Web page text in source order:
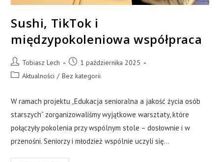
Sushi, TikTok i
międzypokoleniowa współpraca
Tobiasz Lech
1 października 2025
Aktualności / Bez kategorii
W ramach projektu „Edukacja senioralna a jakość życia osób
starszych” zorganizowaliśmy wyjątkowe warsztaty, które
połączyły pokolenia przy wspólnym stole – dosłownie i w
przenośni. Seniorzy i młodzież wspólnie uczyli się…